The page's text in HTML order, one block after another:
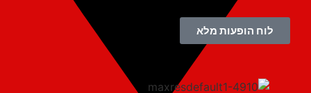
לוח הופעות מלא